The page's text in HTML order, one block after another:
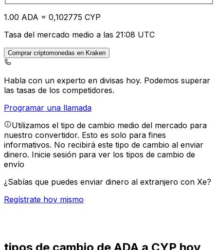
1.00 ADA = 0,102775 CYP
Tasa del mercado medio a las 21:08 UTC
Comprar criptomonedas en Kraken
Habla con un experto en divisas hoy. Podemos superar
las tasas de los competidores.
Programar una llamada
Utilizamos el tipo de cambio medio del mercado para
nuestro convertidor. Esto es solo para fines
informativos. No recibirá este tipo de cambio al enviar
dinero. Inicie sesión para ver los tipos de cambio de
envío
¿Sabías que puedes enviar dinero al extranjero con Xe?
Regístrate hoy mismo